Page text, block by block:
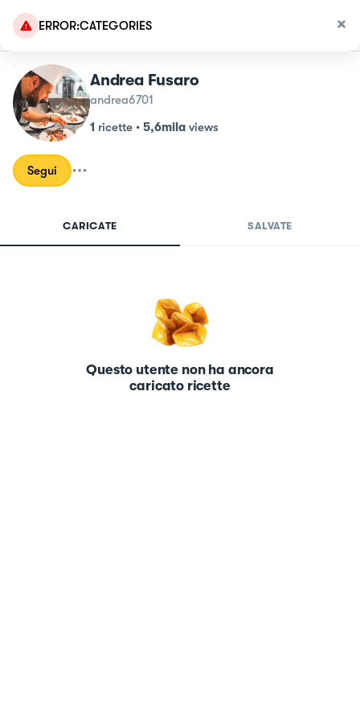
ERROR:CATEGORIES
Andrea Fusaro
andrea6701
1 ricette • 5,6mila views
Segui
CARICATE SALVATE
Questo utente non ha ancora
caricato ricette